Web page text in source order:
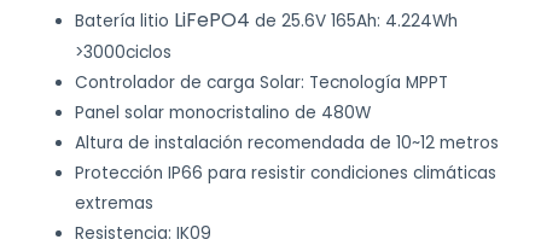
Batería litio LiFePO4de 25.6V 165Ah: 4.224Wh
>3000ciclos
Controlador de carga Solar: Tecnología MPPT
Panel solar monocristalino de 480W
Altura de instalación recomendada de 10~12 metros
Protección IP66 para resistir condiciones climáticas
extremas
Resistencia: IK09